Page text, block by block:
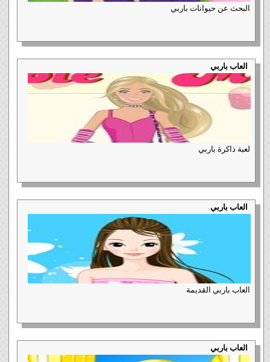
البحث عن حيوانات باربي
العاب باربي
لعبة ذاكرة باربي
العاب باربي
العاب باربي القديمة
العاب باربي